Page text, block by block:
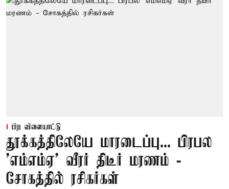
பிற விளையாட்டு
தூக்கத்திலேயே மாரடைப்பு... பிரபல
’எம்எம்ஏ’ வீரர் திடீர் மரணம் -
சோகத்தில் ரசிகர்கள்